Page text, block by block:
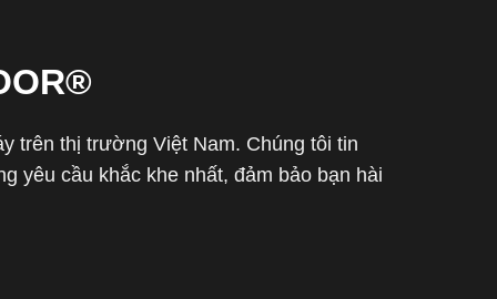
trên thị trường Việt Nam. Chúng tôi tin
yêu cầu khắc khe nhất, đảm bảo bạn hài